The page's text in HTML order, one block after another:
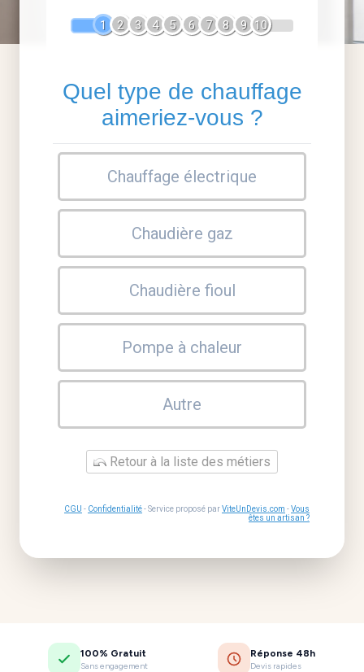
1 2 3 4 5 6 7 8 9 10
Quel type de chauffage
aimeriez-vous ?
Chauffage électrique
Chaudière gaz
Chaudière fioul
Pompe à chaleur
Autre
Retour à la liste des métiers
CGU - Confidentialité- Service proposé parViteUnDevis.com -Vous
êtes un artisan ?
100% Gratuit
Sans engagement
Réponse 48h
Devis rapides